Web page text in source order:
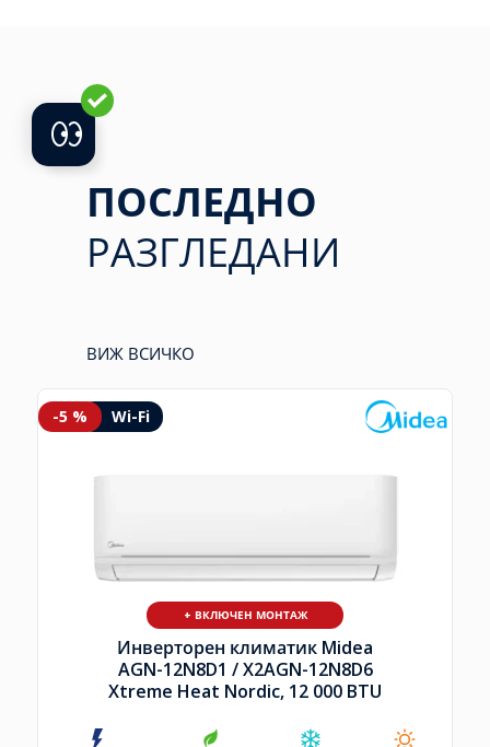
ПОСЛЕДНО
РАЗГЛЕДАНИ
ВИЖ ВСИЧКО
-5 % Wi-Fi
+ ВКЛЮЧЕН МОНТАЖ
Инверторен климатик Midea
AGN-12N8D1 /X2AGN-12N8D6
Xtreme Heat Nordic, 12 000 BTU